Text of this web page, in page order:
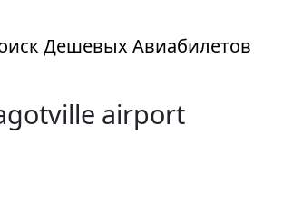
airport